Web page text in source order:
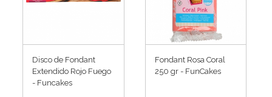
Disco de Fondant
Extendido Rojo Fuego
- Funcakes
Fondant Rosa Coral
250 gr - FunCakes